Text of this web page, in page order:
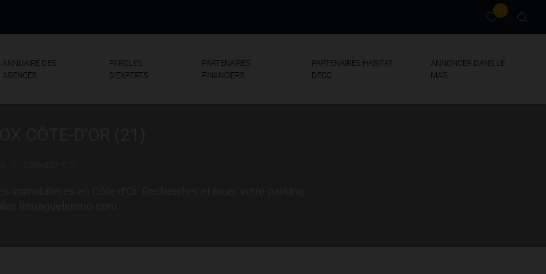
0
ANNUAIRE DES
AGENCES
PAROLES
D'EXPERTS
PARTENAIRES
FINANCIERS
PARTENAIRES HABITAT
DÉCO
ANNONCER DANS LE
MAG